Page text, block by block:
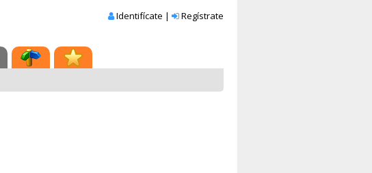
Identifícate | Regístrate